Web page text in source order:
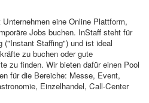
eine Online Plattform,
Jobs buchen. InStaff steht für
("Instant Staffing") und ist ideal
zu buchen oder gute
zu finden. Wir bieten dafür einen Pool
für die Bereiche: Messe, Event,
Einzelhandel, Call-Center